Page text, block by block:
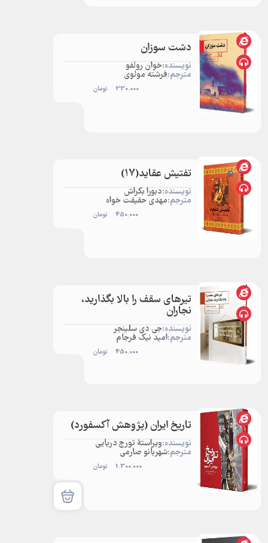
دشت سوزان
نویسنده:خوان رولفو
مترجم:فرشته مولوی
330.000 تومان
تفتیش عقاید(17)
نویسنده:دبورا بکراش
مترجم:مهدی حقیقت خواه
450.000 تومان
تیرهای سقف را بالا بگذارید،
نجاران
نویسنده:جی دی سلینجر
مترجم:امید نیک فرجام
450.000 تومان
تاریخ ایران (پژوهش آکسفورد)
نویسنده:ویراستۀ تورج دریایی
مترجم:شهربانو صارمی
1.300.000 تومان